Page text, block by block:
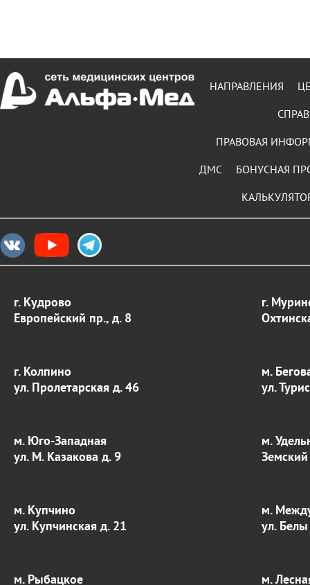
НАПРАВЛЕНИЯ
ПРАВОВАЯ
БОНУСНАЯ
ДМС
г. Кудрово
Европейский пр., д. 8
г.
г. Колпино
ул. Пролетарская д. 46
м.
ул.
м. Юго-Западная
ул. М. Казакова д. 9
м.
м. Купчино
ул. Купчинская д. 21
м.
ул.
м. Рыбацкое
м.